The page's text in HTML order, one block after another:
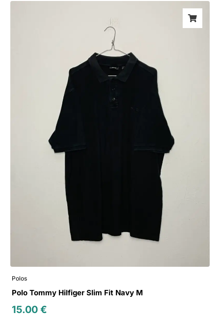
Polos
Polo Tommy Hilfiger Slim Fit Navy M
15.00€